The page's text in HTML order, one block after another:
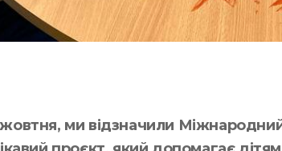
ми відзначили Міжнародний